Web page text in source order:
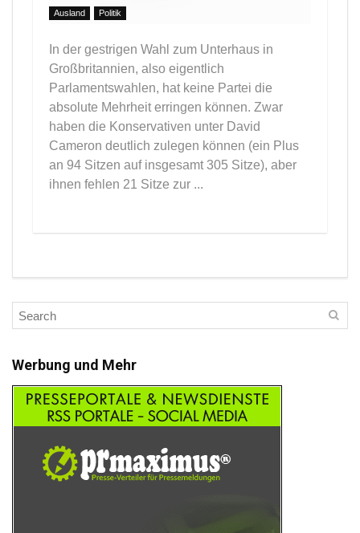
Ausland Politik
In der gestrigen Wahl zum Unterhaus in
Großbritannien, also eigentlich
Parlamentswahlen, hat keine Partei die
absolute Mehrheit erringen können. Zwar
haben die Konservativen unter David
Cameron deutlich zulegen können (ein Plus
an 94 Sitzen auf insgesamt 305 Sitze), aber
ihnen fehlen 21 Sitze zur ...
Werbung und Mehr